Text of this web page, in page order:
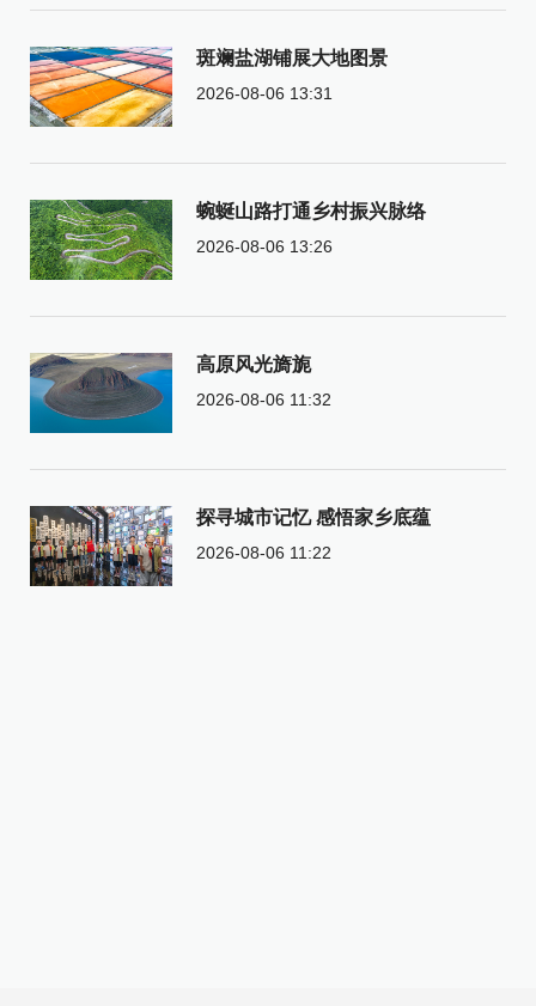
斑斓盐湖铺展大地图景
2026-08-06 13:31
蜿蜒山路打通乡村振兴脉络
2026-08-06 13:26
高原风光旖旎
2026-08-06 11:32
探寻城市记忆 感悟家乡底蕴
2026-08-06 11:22